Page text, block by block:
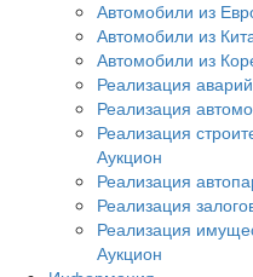
Автомобили из
Автомобили из
Автомобили из
Реализация
Реализация
Реализация
Аукцион
Реализация
Реализация
Реализация
Аукцион